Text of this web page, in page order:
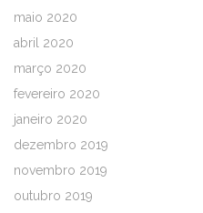
maio 2020
abril 2020
março 2020
fevereiro 2020
janeiro 2020
dezembro 2019
novembro 2019
outubro 2019